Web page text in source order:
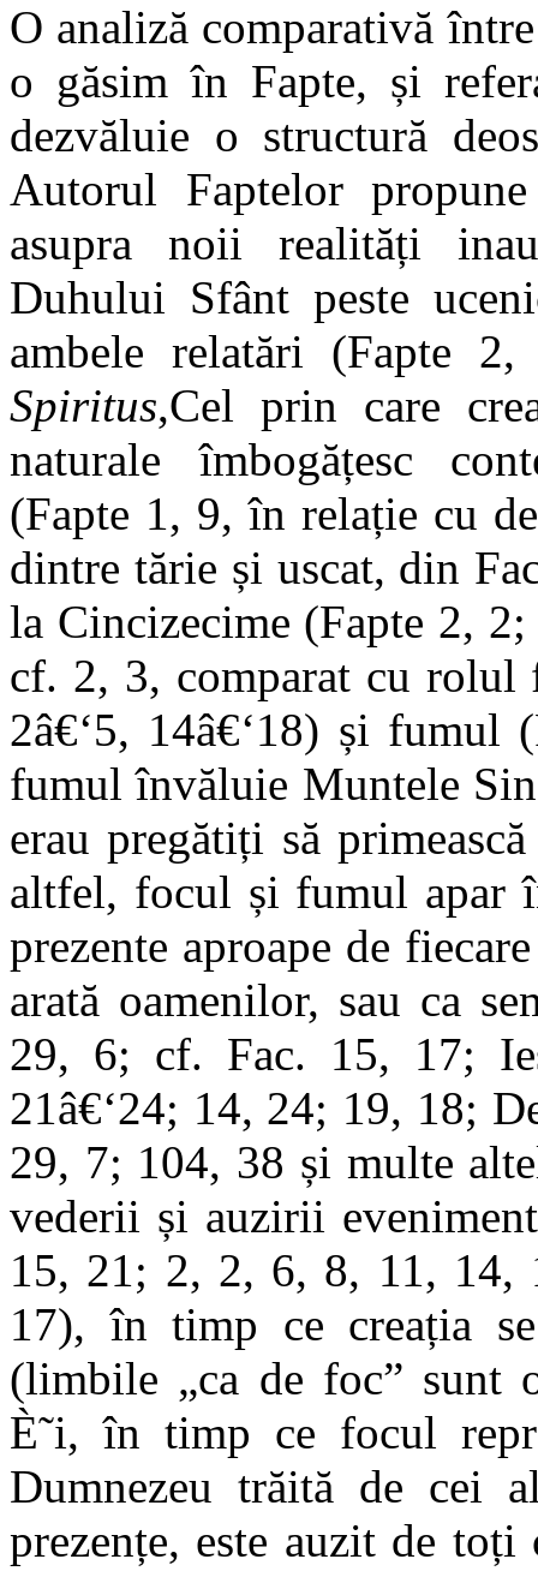
O analiză comparativă
o găsim în Fapte, și
dezvăluie o structură
Autorul Faptelor
asupra noii realități
Duhului Sfânt peste
ambele relatări (Fapte
Spiritus,Cel prin care
naturale îmbogățesc
(Fapte 1, 9, în relație cu
dintre tărie și uscat, din
la Cincizecime (Fapte 2,
cf. 2, 3, comparat cu
2â€‘5, 14â€‘18) și
fumul învăluie Muntele
erau pregătiți să
altfel, focul și fumul apar
prezente aproape de
arată oamenilor, sau ca
29, 6; cf. Fac. 15, 17;
21â€‘24; 14, 24; 19, 18;
29, 7; 104, 38 și multe
vederii și auzirii
15, 21; 2, 2, 6, 8, 11, 14,
17), în timp ce creația
(limbile „ca de foc” sunt
È˜i, în timp ce focul
Dumnezeu trăită de cei
prezențe, este auzit de